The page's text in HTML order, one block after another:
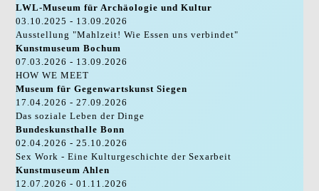
LWL-Museum für Archäologie und Kultur
03.10.2025 - 13.09.2026
Ausstellung "Mahlzeit! Wie Essen uns verbindet"
Kunstmuseum Bochum
07.03.2026 - 13.09.2026
HOW WE MEET
Museum für Gegenwartskunst Siegen
17.04.2026 - 27.09.2026
Das soziale Leben der Dinge
Bundeskunsthalle Bonn
02.04.2026 - 25.10.2026
Sex Work - Eine Kulturgeschichte der Sexarbeit
Kunstmuseum Ahlen
12.07.2026 - 01.11.2026